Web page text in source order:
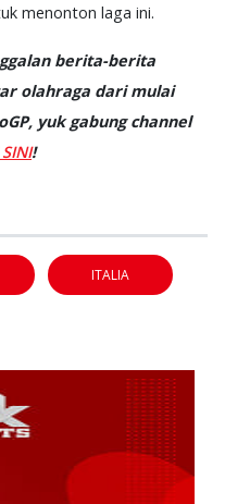
menonton laga ini.
berita-berita
olahraga dari mulai
yuk gabung channel
!
ITALIA